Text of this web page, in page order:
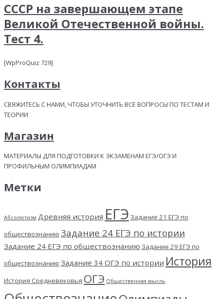
СССР на завершающем этапе
Великой Отечественной войны.
Тест 4.
[WpProQuiz 729]
Контакты
СВЯЖИТЕСЬ С НАМИ, ЧТОБЫ УТОЧНИТЬ ВСЕ ВОПРОСЫ ПО ТЕСТАМ И
ТЕОРИИ
Магазин
МАТЕРИАЛЫ ДЛЯ ПОДГОТОВКИ К ЭКЗАМЕНАМ ЕГЭ/ОГЭ И
ПРОФИЛЬНЫМ ОЛИМПИАДАМ
Метки
Абсолютизм Древняя история ЕГЭ Задание 21 ЕГЭ по
обществознанию Задание 24 ЕГЭ по истории
Задание 24 ЕГЭ по обществознанию Задание 29 ЕГЭ по
обществознанию Задание 34 ОГЭ по истории История
История Средневековья ОГЭ Общественная мысль